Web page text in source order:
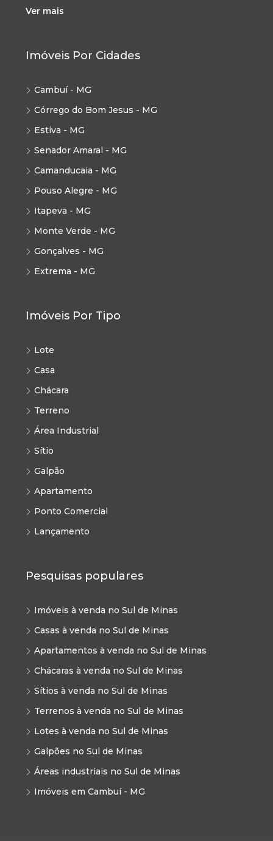
Ver mais
Imóveis Por Cidades
Cambuí - MG
Córrego do Bom Jesus - MG
Estiva - MG
Senador Amaral - MG
Camanducaia - MG
Pouso Alegre - MG
Itapeva - MG
Monte Verde - MG
Gonçalves - MG
Extrema - MG
Imóveis Por Tipo
Lote
Casa
Chácara
Terreno
Área Industrial
Sítio
Galpão
Apartamento
Ponto Comercial
Lançamento
Pesquisas populares
Imóveis à venda no Sul de Minas
Casas à venda no Sul de Minas
Apartamentos à venda no Sul de Minas
Chácaras à venda no Sul de Minas
Sítios à venda no Sul de Minas
Terrenos à venda no Sul de Minas
Lotes à venda no Sul de Minas
Galpões no Sul de Minas
Áreas industriais no Sul de Minas
Imóveis em Cambuí - MG